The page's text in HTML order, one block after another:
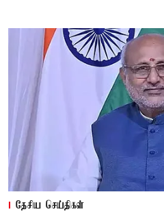
தேசிய செய்திகள்